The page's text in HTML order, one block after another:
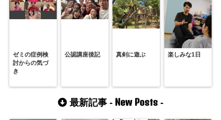
ゼミの症例検
討からの気づ
き
公認講座後記 真剣に遊ぶ 楽しみな1日
最新記事 - New Posts -